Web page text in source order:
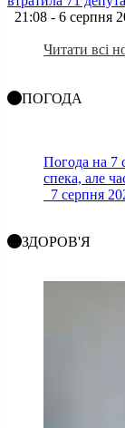
21:08 - 6 серпня
Читати всі
ПОГОДА
Погода на 7
спека, але
7 серпня
ЗДОРОВ'Я